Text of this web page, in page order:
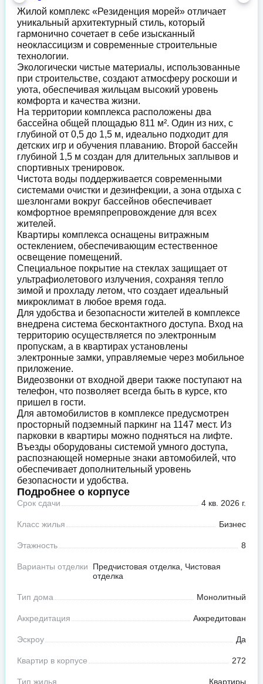
Жилой комплекс «Резиденция морей» отличает
уникальный архитектурный стиль, который
гармонично сочетает в себе изысканный
неоклассицизм и современные строительные
технологии.
Экологически чистые материалы, использованные
при строительстве, создают атмосферу роскоши и
уюта, обеспечивая жильцам высокий уровень
комфорта и качества жизни.
На территории комплекса расположены два
бассейна общей площадью 811 м². Один из них, с
глубиной от 0,5 до 1,5 м, идеально подходит для
детских игр и обучения плаванию. Второй бассейн
глубиной 1,5 м создан для длительных заплывов и
спортивных тренировок.
Чистота воды поддерживается современными
системами очистки и дезинфекции, а зона отдыха с
шезлонгами вокруг бассейнов обеспечивает
комфортное времяпрепровождение для всех
жителей.
Квартиры комплекса оснащены витражным
остеклением, обеспечивающим естественное
освещение помещений.
Специальное покрытие на стеклах защищает от
ультрафиолетового излучения, сохраняя тепло
зимой и прохладу летом, что создает идеальный
микроклимат в любое время года.
Для удобства и безопасности жителей в комплексе
внедрена система бесконтактного доступа. Вход на
территорию осуществляется по электронным
пропускам, а в квартирах установлены
электронные замки, управляемые через мобильное
приложение.
Видеозвонки от входной двери также поступают на
телефон, что позволяет всегда быть в курсе, кто
пришел в гости.
Для автомобилистов в комплексе предусмотрен
просторный подземный паркинг на 1147 мест. Из
парковки в квартиры можно подняться на лифте.
Въезды оборудованы системой умного доступа,
распознающей номерные знаки автомобилей, что
обеспечивает дополнительный уровень
безопасности и удобства.
Подробнее о корпусе
Срок сдачи 4 кв. 2026 г.
Класс жилья Бизнес
Этажность 8
Варианты отделки
Предчистовая отделка, Чистовая
отделка
Тип дома Монолитный
Аккредитация Аккредитован
Эскроу Да
Квартир в корпусе 272
Тип жилья Квартиры